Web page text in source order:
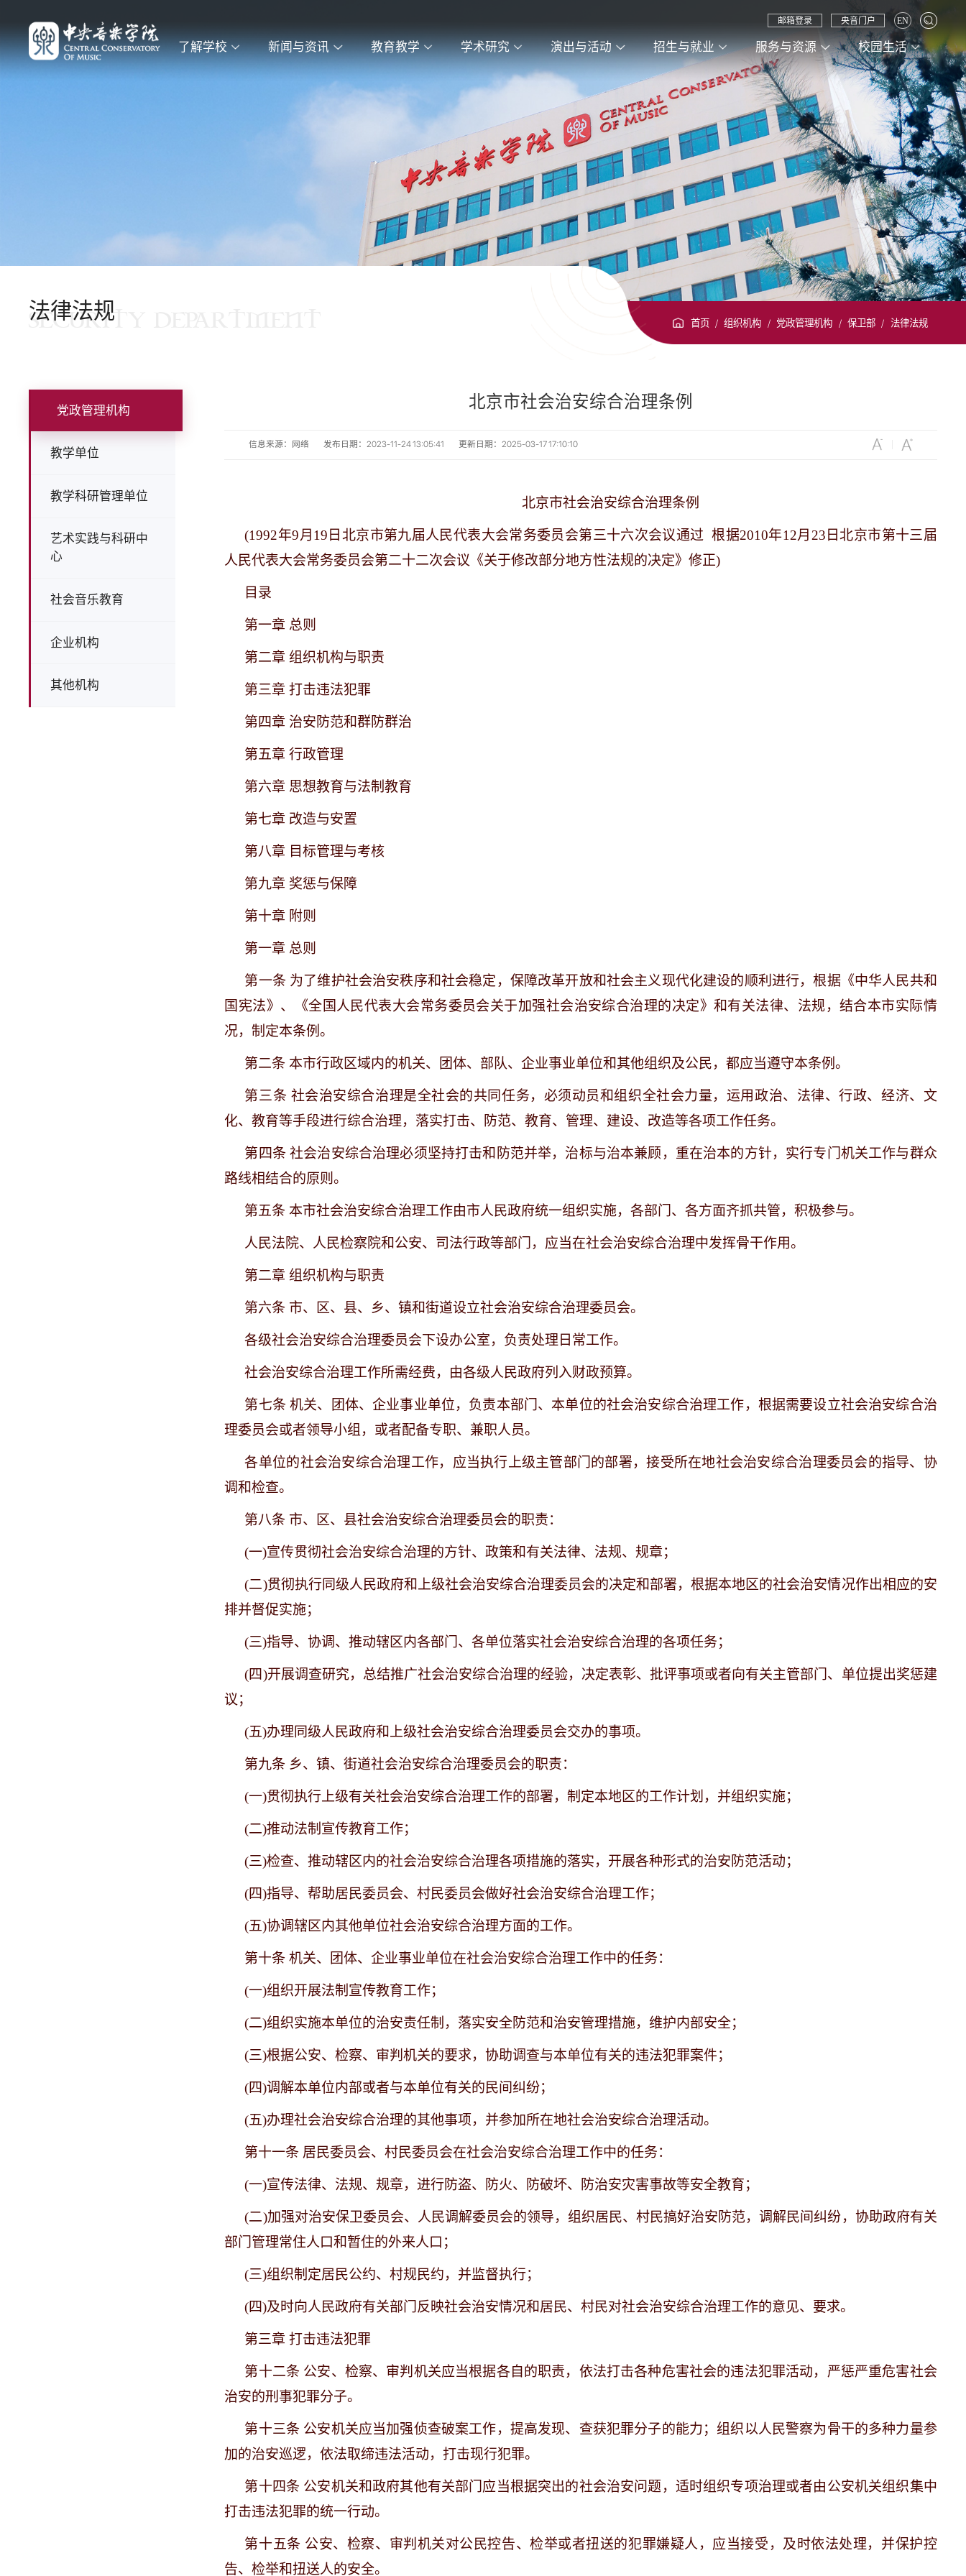
了解学校 新闻与资讯 教育教学 学术研究 演出与活动 招生与就业 服务与资源 校园生活
邮箱登录 央音门户 EN
法律法规
SECURITY DEPARTMENT 首页 / 组织机构 / 党政管理机构 / 保卫部 / 法律法规
党政管理机构
教学单位
教学科研管理单位
艺术实践与科研中
心
社会音乐教育
企业机构
其他机构
北京市社会治安综合治理条例
信息来源：网络 发布日期：2023-11-24 13:05:41 更新日期：2025-03-17 17:10:10
北京市社会治安综合治理条例
(1992年9月19日北京市第九届人民代表大会常务委员会第三十六次会议通过 根据2010年12月23日北京市第十三届
人民代表大会常务委员会第二十二次会议《关于修改部分地方性法规的决定》修正)
目录
第一章 总则
第二章 组织机构与职责
第三章 打击违法犯罪
第四章 治安防范和群防群治
第五章 行政管理
第六章 思想教育与法制教育
第七章 改造与安置
第八章 目标管理与考核
第九章 奖惩与保障
第十章 附则
第一章 总则
第一条 为了维护社会治安秩序和社会稳定，保障改革开放和社会主义现代化建设的顺利进行，根据《中华人民共和
国宪法》、《全国人民代表大会常务委员会关于加强社会治安综合治理的决定》和有关法律、法规，结合本市实际情
况，制定本条例。
第二条 本市行政区域内的机关、团体、部队、企业事业单位和其他组织及公民，都应当遵守本条例。
第三条 社会治安综合治理是全社会的共同任务，必须动员和组织全社会力量，运用政治、法律、行政、经济、文
化、教育等手段进行综合治理，落实打击、防范、教育、管理、建设、改造等各项工作任务。
第四条 社会治安综合治理必须坚持打击和防范并举，治标与治本兼顾，重在治本的方针，实行专门机关工作与群众
路线相结合的原则。
第五条 本市社会治安综合治理工作由市人民政府统一组织实施，各部门、各方面齐抓共管，积极参与。
人民法院、人民检察院和公安、司法行政等部门，应当在社会治安综合治理中发挥骨干作用。
第二章 组织机构与职责
第六条 市、区、县、乡、镇和街道设立社会治安综合治理委员会。
各级社会治安综合治理委员会下设办公室，负责处理日常工作。
社会治安综合治理工作所需经费，由各级人民政府列入财政预算。
第七条 机关、团体、企业事业单位，负责本部门、本单位的社会治安综合治理工作，根据需要设立社会治安综合治
理委员会或者领导小组，或者配备专职、兼职人员。
各单位的社会治安综合治理工作，应当执行上级主管部门的部署，接受所在地社会治安综合治理委员会的指导、协
调和检查。
第八条 市、区、县社会治安综合治理委员会的职责：
(一)宣传贯彻社会治安综合治理的方针、政策和有关法律、法规、规章；
(二)贯彻执行同级人民政府和上级社会治安综合治理委员会的决定和部署，根据本地区的社会治安情况作出相应的安
排并督促实施；
(三)指导、协调、推动辖区内各部门、各单位落实社会治安综合治理的各项任务；
(四)开展调查研究，总结推广社会治安综合治理的经验，决定表彰、批评事项或者向有关主管部门、单位提出奖惩建
议；
(五)办理同级人民政府和上级社会治安综合治理委员会交办的事项。
第九条 乡、镇、街道社会治安综合治理委员会的职责：
(一)贯彻执行上级有关社会治安综合治理工作的部署，制定本地区的工作计划，并组织实施；
(二)推动法制宣传教育工作；
(三)检查、推动辖区内的社会治安综合治理各项措施的落实，开展各种形式的治安防范活动；
(四)指导、帮助居民委员会、村民委员会做好社会治安综合治理工作；
(五)协调辖区内其他单位社会治安综合治理方面的工作。
第十条 机关、团体、企业事业单位在社会治安综合治理工作中的任务：
(一)组织开展法制宣传教育工作；
(二)组织实施本单位的治安责任制，落实安全防范和治安管理措施，维护内部安全；
(三)根据公安、检察、审判机关的要求，协助调查与本单位有关的违法犯罪案件；
(四)调解本单位内部或者与本单位有关的民间纠纷；
(五)办理社会治安综合治理的其他事项，并参加所在地社会治安综合治理活动。
第十一条 居民委员会、村民委员会在社会治安综合治理工作中的任务：
(一)宣传法律、法规、规章，进行防盗、防火、防破坏、防治安灾害事故等安全教育；
(二)加强对治安保卫委员会、人民调解委员会的领导，组织居民、村民搞好治安防范，调解民间纠纷，协助政府有关
部门管理常住人口和暂住的外来人口；
(三)组织制定居民公约、村规民约，并监督执行；
(四)及时向人民政府有关部门反映社会治安情况和居民、村民对社会治安综合治理工作的意见、要求。
第三章 打击违法犯罪
第十二条 公安、检察、审判机关应当根据各自的职责，依法打击各种危害社会的违法犯罪活动，严惩严重危害社会
治安的刑事犯罪分子。
第十三条 公安机关应当加强侦查破案工作，提高发现、查获犯罪分子的能力；组织以人民警察为骨干的多种力量参
加的治安巡逻，依法取缔违法活动，打击现行犯罪。
第十四条 公安机关和政府其他有关部门应当根据突出的社会治安问题，适时组织专项治理或者由公安机关组织集中
打击违法犯罪的统一行动。
第十五条 公安、检察、审判机关对公民控告、检举或者扭送的犯罪嫌疑人，应当接受，及时依法处理，并保护控
告、检举和扭送人的安全。